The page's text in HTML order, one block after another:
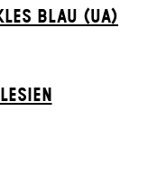
BLAU (UA)